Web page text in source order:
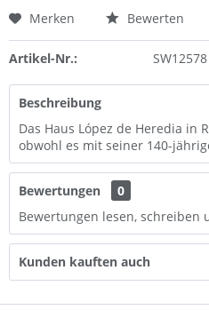
Merken Bewerten
Artikel-Nr.: SW12578
Beschreibung
Das Haus López de Heredia in
obwohl es mit seiner 140-
Bewertungen
0
Bewertungen lesen, schreiben
Kunden kauften auch